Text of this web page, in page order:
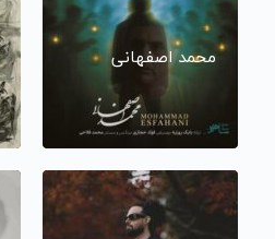
محمد اصفهانی